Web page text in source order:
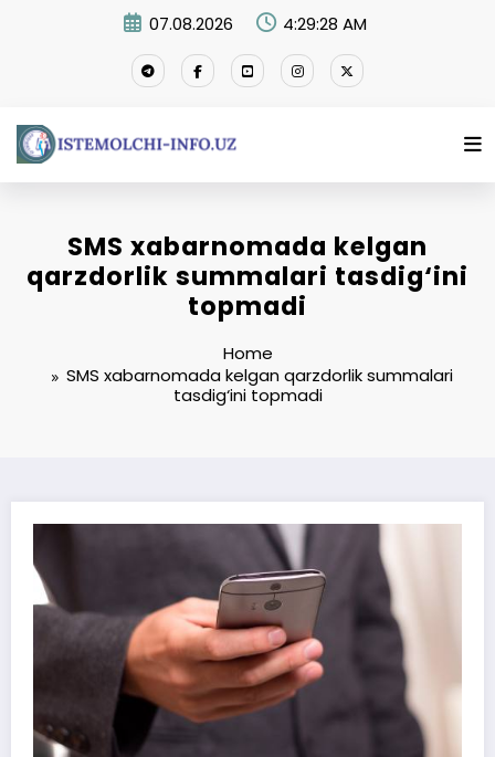
07.08.2026 4:29:28 AM
SMS xabarnomada kelgan
qarzdorlik summalari tasdig‘ini
topmadi
Home
SMS xabarnomada kelgan qarzdorlik summalari
tasdig‘ini topmadi